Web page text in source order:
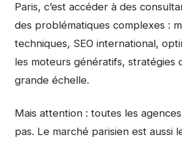
Paris, c’est accéder à des
des problématiques complexes :
techniques, SEO international,
les moteurs génératifs, stratégies
grande échelle.
Mais attention : toutes les
pas. Le marché parisien est aussi